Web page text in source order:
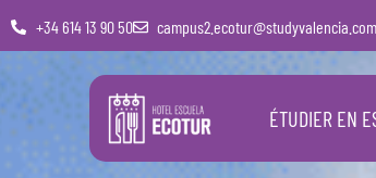
+34 614 13 90 50 campus2.ecotur@studyvalencia.com
ÉTUDIER EN